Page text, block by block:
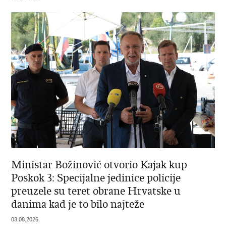
Ministar Božinović otvorio Kajak kup
Poskok 3: Specijalne jedinice policije
preuzele su teret obrane Hrvatske u
danima kad je to bilo najteže
03.08.2026.